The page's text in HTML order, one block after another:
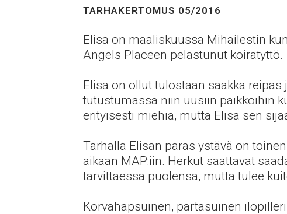
TARHAKERTOMUS 05/2016
Elisa on maaliskuussa Mihailestin
Angels Placeen pelastunut koiratyttö.
Elisa on ollut tulostaan saakka
tutustumassa niin uusiin paikkoihin
erityisesti miehiä, mutta Elisa sen
Tarhalla Elisan paras ystävä on
aikaan MAP:iin. Herkut saattavat
tarvittaessa puolensa, mutta tulee
Korvahapsuinen, partasuinen